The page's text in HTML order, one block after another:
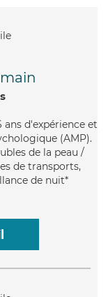
d'expérience et
(AMP).
de la peau /
de transports,
de nuit*